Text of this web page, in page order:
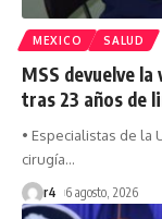
MEXICO SALUD
MSS devuelve
tras 23 años de
• Especialistas de la
cirugía…
r4 6 agosto, 2026